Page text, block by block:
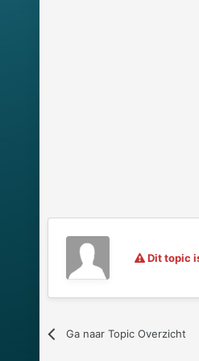
Dit topic
Ga naar Topic Overzicht